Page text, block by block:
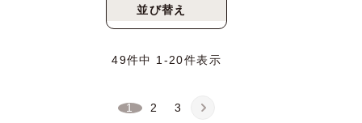
並び替え
49件中 1 -20件表示
1 2 3